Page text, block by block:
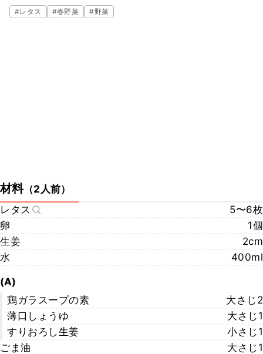
#レタス #春野菜 #野菜
材料（2人前）
レタス
5〜6枚
卵
1個
生姜
2cm
水
400ml
(A)
鶏ガラスープの素
大さじ2
薄口しょうゆ
大さじ1
すりおろし生姜
小さじ1
ごま油
大さじ1